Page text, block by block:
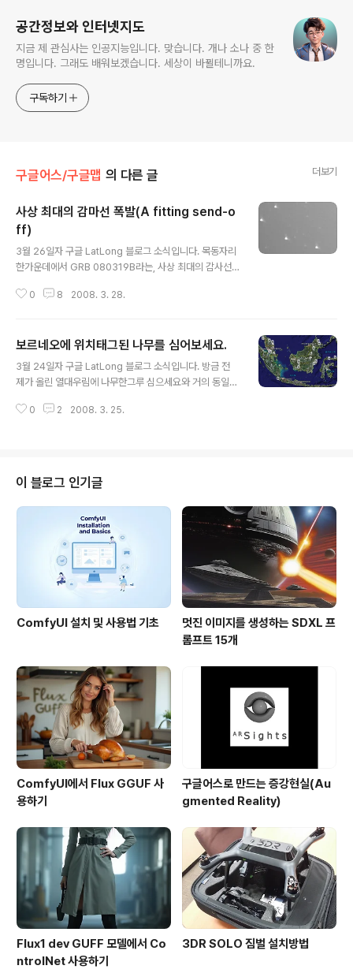
공간정보와 인터넷지도
지금 제 관심사는 인공지능입니다. 맞습니다. 개나 소나 중 한
명입니다. 그래도 배워보겠습니다. 세상이 바뀔테니까요.
구독하기
구글어스/구글맵 의 다른 글 더보기
사상 최대의 감마선 폭발(A fitting send-o
ff)
3월 26일자 구글 LatLong 블로그 소식입니다. 목동자리
한가운데에서 GRB 080319B라는, 사상 최대의 감사선
학 관련 구글어스 KML이 올라오는 Ogle Earth를 통해서
감마선 폭발이란, 태양의 질량과 맞먹는 에너지를 수십 초
사이의 짧은 시간에 우주공간에 쏟아내는 현상으로서, 현
재 천체물리학의 가장 큰 수수께끼의 하나라고 합니다.감
자료 : 경향닷컴, GBR) NASA의 스위프트 위성이 감마선
0 8 2008. 3. 28.
보르네오에 위치태그된 나무를 심어보세요.
3월 24일자 구글 LatLong 블로그 소식입니다. 방금 전
제가 올린 열대우림에 나무한그루 심으세요와 거의 동일한
같네요. 다만... 아래 그림은 구글어스의 "WWF 보존 프로
eo with your name on it! http://google-latlong.bl
ogspot.com/2008/03/plant-geotagged-tree-in
-borneo-with.html Monday, March 24, 2008 at
9:40 AM Posted by ..
0 2 2008. 3. 25.
이 블로그 인기글
ComfyUI 설치 및 사용법 기초
멋진 이미지를 생성하는 SDXL 프
롬프트 15개
ComfyUI에서 Flux GGUF 사
용하기
구글어스로 만드는 증강현실(Au
gmented Reality)
Flux1 dev GUFF 모델에서 Co
ntrolNet 사용하기
3DR SOLO 짐벌 설치방법